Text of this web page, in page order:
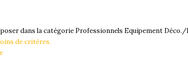
dans la catégorie Professionnels Equipement
de critères.